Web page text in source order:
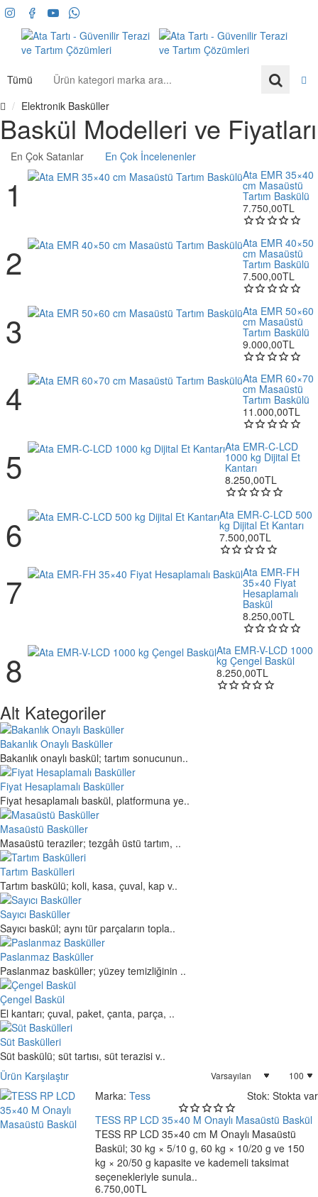
Tümü
Ürün
kategori
marka
ara...
h
o
Elektronik Basküller
Baskül Modelleri ve Fiyatları
En Çok Satanlar
En Çok İncelenenler
Ata EMR 35×40
cm Masaüstü
Tartım Baskülü
7.750,00TL
Ata EMR 40×50
cm Masaüstü
Tartım Baskülü
7.500,00TL
Ata EMR 50×60
cm Masaüstü
Tartım Baskülü
9.000,00TL
Ata EMR 60×70
cm Masaüstü
Tartım Baskülü
11.000,00TL
Ata EMR-C-LCD
1000 kg Dijital Et
Kantarı
8.250,00TL
Ata EMR-C-LCD 500
kg Dijital Et Kantarı
7.500,00TL
Ata EMR-FH
35×40 Fiyat
Hesaplamalı
Baskül
8.250,00TL
Ata EMR-V-LCD 1000
kg Çengel Baskül
8.250,00TL
Alt Kategoriler
Bakanlık Onaylı Basküller
Bakanlık onaylı baskül; tartım sonucunun..
Fiyat Hesaplamalı Basküller
Fiyat hesaplamalı baskül, platformuna ye..
Masaüstü Basküller
Masaüstü teraziler; tezgâh üstü tartım, ..
Tartım Baskülleri
Tartım baskülü; koli, kasa, çuval, kap v..
Sayıcı Basküller
Sayıcı baskül; aynı tür parçaların topla..
Paslanmaz Basküller
Paslanmaz basküller; yüzey temizliğinin ..
Çengel Baskül
El kantarı; çuval, paket, çanta, parça, ..
Süt Baskülleri
Süt baskülü; süt tartısı, süt terazisi v..
Ürün Karşılaştır
Marka: Tess Stok: Stokta var
TESS RP LCD 35×40 M Onaylı Masaüstü Baskül
TESS RP LCD 35×40 cm M Onaylı Masaüstü
Baskül; 30 kg × 5/10 g, 60 kg × 10/20 g ve 150
kg × 20/50 g kapasite ve kademeli taksimat
seçenekleriyle sunula..
6.750,00TL